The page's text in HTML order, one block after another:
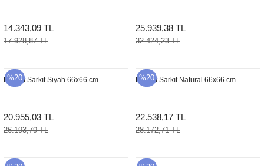
14.343,09 TL
17.928,87 TL
25.939,38 TL
32.424,23 TL
%20
Bucket Sarkıt Siyah 66x66 cm
20.955,03 TL
26.193,79 TL
%20
Bucket Sarkıt Natural 66x66 cm
22.538,17 TL
28.172,71 TL